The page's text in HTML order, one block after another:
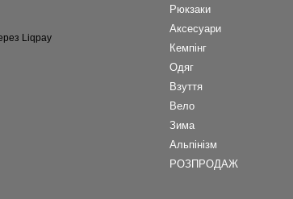
Рюкзаки
Аксесуари
Кемпінг
Одяг
Взуття
Вело
Зима
Альпінізм
РОЗПРОДАЖ